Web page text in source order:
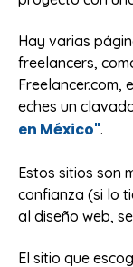
Hay varias
freelancers,
Freelancer.com,
eches un
en México".
Estos sitios son
confianza (si lo
al diseño web,
El sitio que